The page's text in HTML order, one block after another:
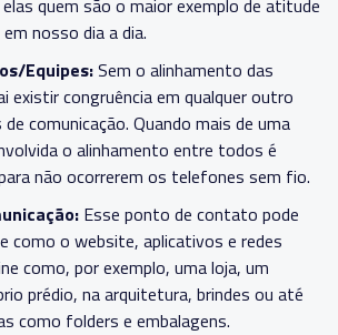
quem são o maior exemplo de atitude
nosso dia a dia.
Equipes:Sem o alinhamento das
existir congruência em qualquer outro
comunicação. Quando mais de uma
o alinhamento entre todos é
não ocorrerem os telefones sem fio.
Esse ponto de contato pode
como o website, aplicativos e redes
como, por exemplo, uma loja, um
prédio, na arquitetura, brindes ou até
como folders e embalagens.